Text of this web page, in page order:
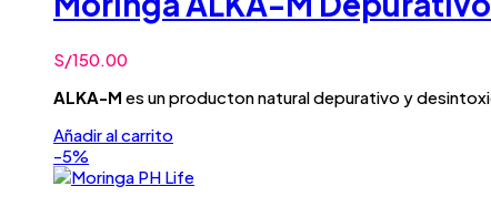
S/150.00
ALKA-M es un producton natural depurativo y
Añadir al carrito
-5%